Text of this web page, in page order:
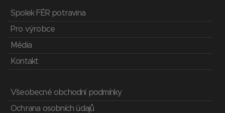
Spolek FÉR potravina
Pro výrobce
Média
Kontakt
Všeobecné obchodní podmínky
Ochrana osobních údajů